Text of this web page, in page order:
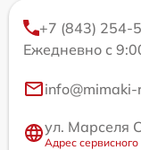
+7 (843) 254-
Ежедневно с
ул. Марселя
Адрес